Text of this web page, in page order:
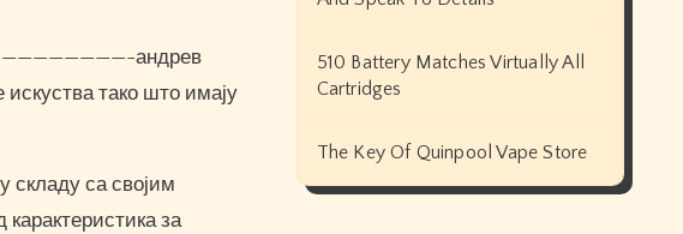
андрев
искуства тако што имају
складу са својим
за
510 Battery Matches Virtually All
Cartridges
The Key Of Quinpool Vape Store